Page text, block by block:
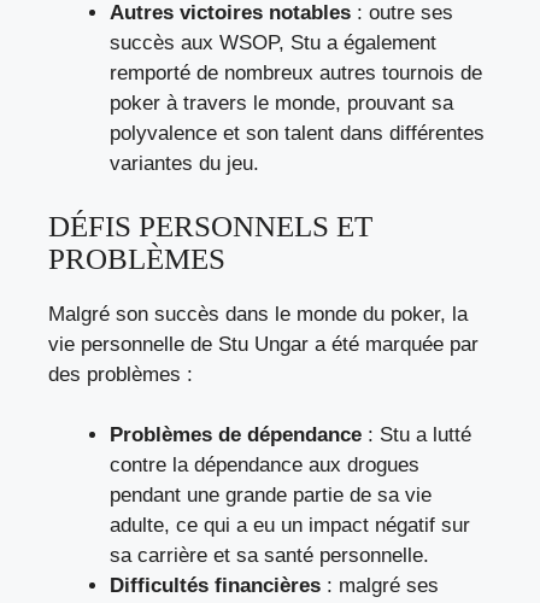
Autres victoires notables : outre ses
succès aux WSOP, Stu a également
remporté de nombreux autres tournois de
poker à travers le monde, prouvant sa
polyvalence et son talent dans différentes
variantes du jeu.
DÉFIS PERSONNELS ET
PROBLÈMES
Malgré son succès dans le monde du poker, la
vie personnelle de Stu Ungar a été marquée par
des problèmes :
Problèmes de dépendance : Stu a lutté
contre la dépendance aux drogues
pendant une grande partie de sa vie
adulte, ce qui a eu un impact négatif sur
sa carrière et sa santé personnelle.
Difficultés financières : malgré ses